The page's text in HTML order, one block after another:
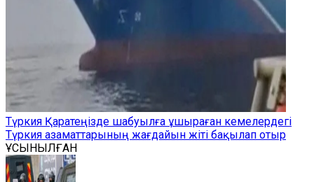
Түркия Қаратеңізде шабуылға ұшыраған кемелердегі
Түркия азаматтарының жағдайын жіті бақылап отыр
ҰСЫНЫЛҒАН